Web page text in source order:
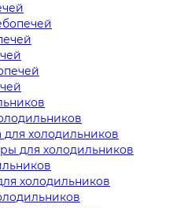
холодильников
для холодильников
холодильников